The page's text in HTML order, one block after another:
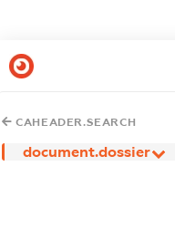
CAHEADER.SEARCH
document.dossier